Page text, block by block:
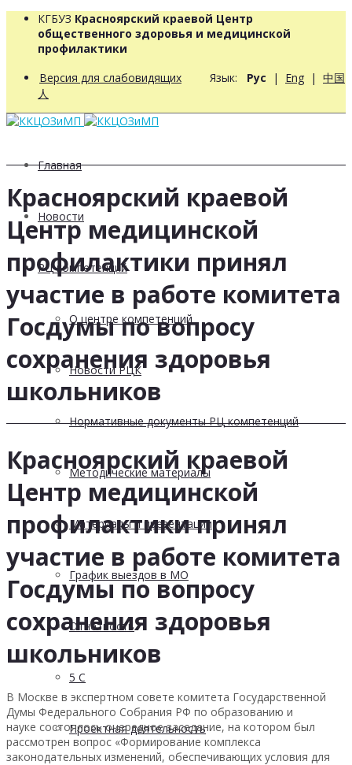
КГБУЗ Красноярский краевой Центр
общественного здоровья и медицинской
профилактики
Версия для слабовидящих Язык: Рус | Eng | 中国
人
Главная
Новости
РЦ компетенций
О центре компетенций
Новости РЦК
Нормативные документы РЦ компетенций
Методические материалы
Материалы и презентации
График выездов в МО
Отчетность
5 С
Проектная деятельность
Красноярский краевой
Центр медицинской
профилактики принял
участие в работе комитета
Госдумы по вопросу
сохранения здоровья
школьников
Красноярский краевой
Центр медицинской
профилактики принял
участие в работе комитета
Госдумы по вопросу
сохранения здоровья
школьников
В Москве в экспертном совете комитета Государственной
Думы Федерального Собрания РФ по образованию и
науке состоялось очередное заседание, на котором был
рассмотрен вопрос «Формирование комплекса
законодательных изменений, обеспечивающих условия для